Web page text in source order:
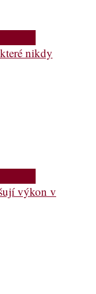
nikdy
výkon v